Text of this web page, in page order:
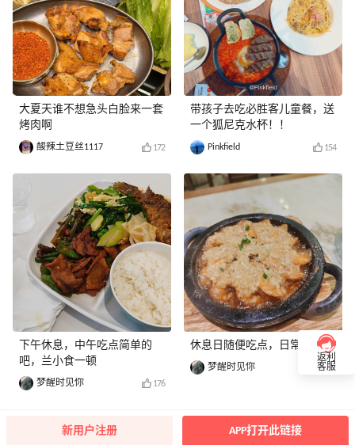
大夏天谁不想急头白脸来一套
烤肉啊
酸辣土豆丝1117 172
下午休息，中午吃点简单的
吧，兰小食一顿
梦醒时见你 176
带孩子去吃必胜客儿童餐，送
一个狐尼克水杯！！
Pinkfield 154
休息日随便吃点，日常菜色吧
梦醒时见你 153
返利
客服
新用户注册 APP打开此链接